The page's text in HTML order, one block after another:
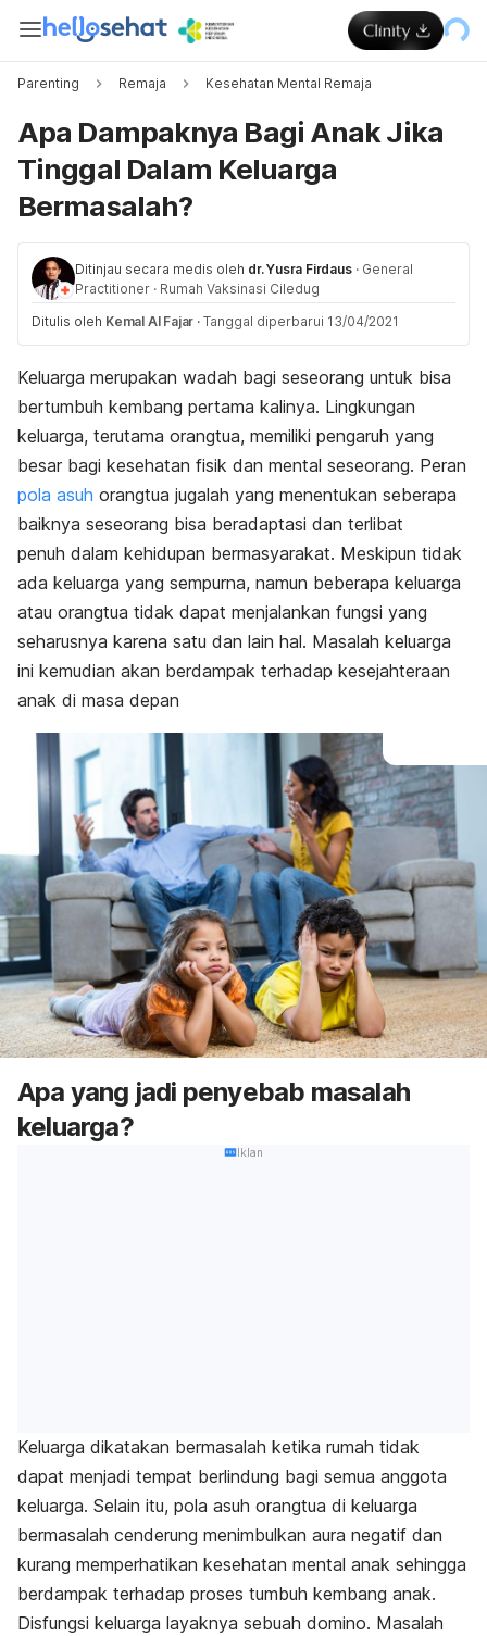
Parenting Remaja Kesehatan Mental Remaja
Apa Dampaknya Bagi Anak Jika
Tinggal Dalam Keluarga
Bermasalah?
Ditinjau secara medis oleh dr. Yusra Firdaus · General
Practitioner · Rumah Vaksinasi Ciledug
Ditulis oleh Kemal Al Fajar · Tanggal diperbarui 13/04/2021
Keluarga merupakan wadah bagi seseorang untuk bisa
bertumbuh kembang pertama kalinya. Lingkungan
keluarga, terutama orangtua, memiliki pengaruh yang
besar bagi kesehatan fisik dan mental seseorang. Peran
pola asuh orangtua jugalah yang menentukan seberapa
baiknya seseorang bisa beradaptasi dan terlibat
penuh dalam kehidupan bermasyarakat. Meskipun tidak
ada keluarga yang sempurna, namun beberapa keluarga
atau orangtua tidak dapat menjalankan fungsi yang
seharusnya karena satu dan lain hal. Masalah keluarga
ini kemudian akan berdampak terhadap kesejahteraan
anak di masa depan
Apa yang jadi penyebab masalah
keluarga?
Iklan
Keluarga dikatakan bermasalah ketika rumah tidak
dapat menjadi tempat berlindung bagi semua anggota
keluarga. Selain itu, pola asuh orangtua di keluarga
bermasalah cenderung menimbulkan aura negatif dan
kurang memperhatikan kesehatan mental anak sehingga
berdampak terhadap proses tumbuh kembang anak.
Disfungsi keluarga layaknya sebuah domino. Masalah